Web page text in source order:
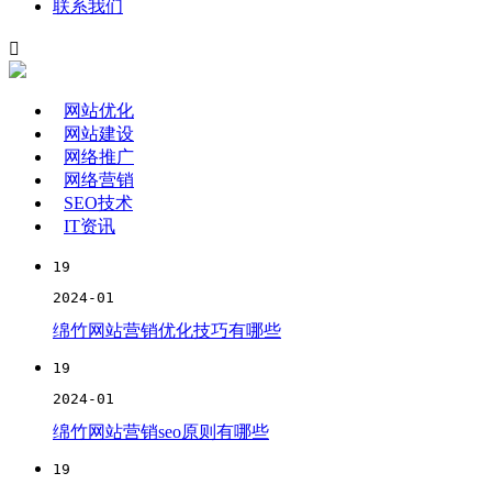
联系我们

网站优化
网站建设
网络推广
网络营销
SEO技术
IT资讯
19
2024-01
绵竹网站营销优化技巧有哪些
19
2024-01
绵竹网站营销seo原则有哪些
19